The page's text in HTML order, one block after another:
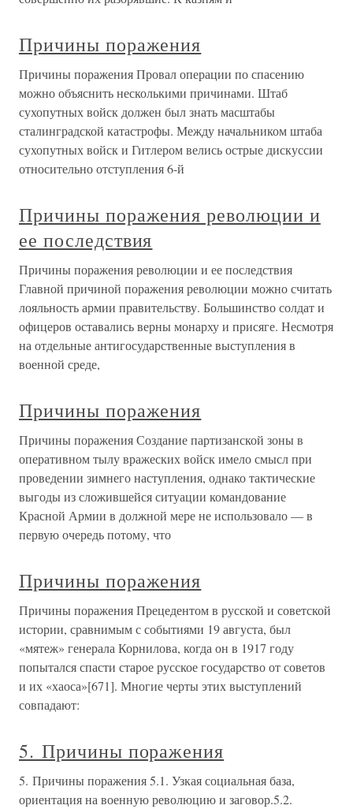
Причины поражения
Причины поражения Провал операции по спасению
можно объяснить несколькими причинами. Штаб
сухопутных войск должен был знать масштабы
сталинградской катастрофы. Между начальником штаба
сухопутных войск и Гитлером велись острые дискуссии
относительно отступления 6-й
Причины поражения революции и
ее последствия
Причины поражения революции и ее последствия
Главной причиной поражения революции можно считать
лояльность армии правительству. Большинство солдат и
офицеров оставались верны монарху и присяге. Несмотря
на отдельные антигосударственные выступления в
военной среде,
Причины поражения
Причины поражения Создание партизанской зоны в
оперативном тылу вражеских войск имело смысл при
проведении зимнего наступления, однако тактические
выгоды из сложившейся ситуации командование
Красной Армии в должной мере не использовало — в
первую очередь потому, что
Причины поражения
Причины поражения Прецедентом в русской и советской
истории, сравнимым с событиями 19 августа, был
«мятеж» генерала Корнилова, когда он в 1917 году
попытался спасти старое русское государство от советов
и их «хаоса»[671]. Многие черты этих выступлений
совпадают:
5. Причины поражения
5. Причины поражения 5.1. Узкая социальная база,
ориентация на военную революцию и заговор.5.2.